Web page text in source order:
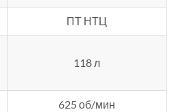
ПТ НТЦ
118 л
625 об/мин